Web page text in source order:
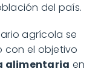
del país.
agrícola se
con el objetivo
alimentaria en